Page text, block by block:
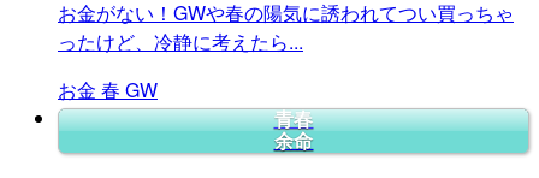
お金がない！GWや春の陽気に誘われてつい買っちゃ
ったけど、冷静に考えたら...
お金 春 GW
青春
余命